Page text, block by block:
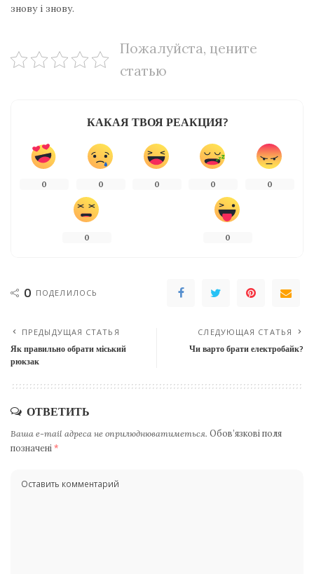
знову і знову.
Пожалуйста, цените
статью
КАКАЯ ТВОЯ РЕАКЦИЯ?
0 0 0 0 0
0 0
0 ПОДЕЛИЛОСЬ
ПРЕДЫДУЩАЯ СТАТЬЯ
Як правильно обрати міський
рюкзак
СЛЕДУЮЩАЯ СТАТЬЯ
Чи варто брати електробайк?
ОТВЕТИТЬ
Ваша e-mail адреса не оприлюднюватиметься. Обов’язкові поля
позначені *